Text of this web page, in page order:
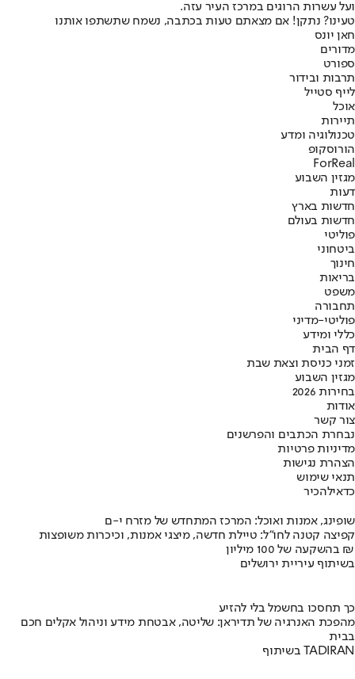
ועל עשרות הרוגים במרכז העיר עזה.
טעינו? נתקן! אם מצאתם טעות בכתבה, נשמח שתשתפו אותנו
חאן יונס
מדורים
ספורט
תרבות ובידור
לייף סטייל
אוכל
תיירות
טכנולוגיה ומדע
הורוסקופ
ForReal
מגזין השבוע
דעות
חדשות בארץ
חדשות בעולם
פוליטי
ביטחוני
חינוך
בריאות
משפט
תחבורה
פוליטי-מדיני
כללי ומידע
דף הבית
זמני כניסת וצאת שבת
מגזין השבוע
בחירות 2026
אודות
צור קשר
נבחרת הכתבים והפרשנים
מדיניות פרטיות
הצהרת נגישות
תנאי שימוש
כדאילהכיר
שופינג, אמנות ואוכל: המרכז המתחדש של מזרח י-ם
קפיצה קטנה לחו"ל: טיילת חדשה, מיצגי אמנות, וכיכרות משופצות
בהשקעה של 100 מיליון ₪
בשיתוף עיריית ירושלים
כך תחסכו בחשמל בלי להזיע
מהפכת האנרגיה של תדיראן: שליטה, אבטחת מידע וניהול אקלים חכם
בבית
בשיתוף TADIRAN